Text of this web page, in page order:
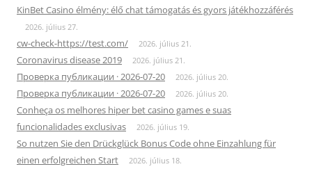
KinBet Casino élmény: élő chat támogatás és gyors játékhozzáférés
2026. július 27.
cw-check-https://test.com/ 2026. július 21.
Coronavirus disease 2019 2026. július 21.
Проверка публикации · 2026-07-20 2026. július 20.
Проверка публикации · 2026-07-20 2026. július 20.
Conheça os melhores hiper bet casino games e suas
funcionalidades exclusivas
2026. július 19.
So nutzen Sie den Drückglück Bonus Code ohne Einzahlung für
einen erfolgreichen Start
2026. július 18.